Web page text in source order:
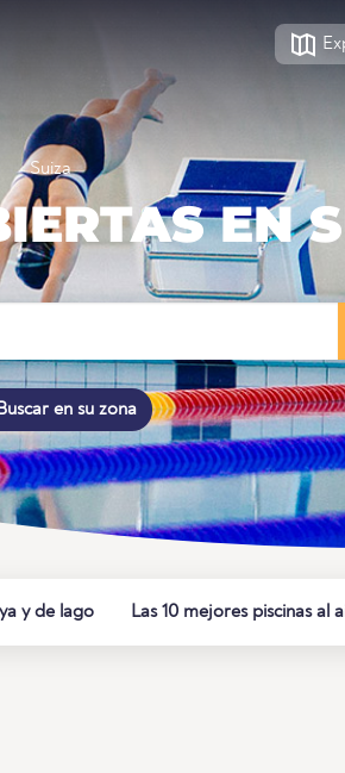
Suiza
EN
Buscar en su zona
y de lago Las 10 mejores piscinas al